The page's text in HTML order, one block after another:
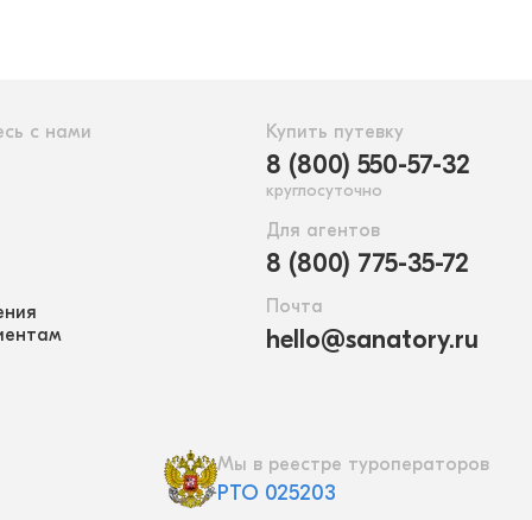
с нами Купить путевку
8 (800) 550-57-32
круглосуточно
Для агентов
8 (800) 775-35-72
Почта
hello@sanatory.ru
Мы в реестре туроператоров
РТО 025203